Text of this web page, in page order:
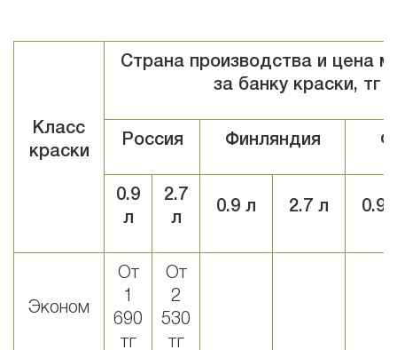
Класс
краски
Страна производства и цена
за банку краски, тг
Россия Финляндия
0.9
л
2. 7
л
0.9 л 2. 7 л 0.9
Эконом
От
1
690
тг
От
2
530
тг